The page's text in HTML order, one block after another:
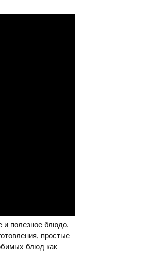
и полезное блюдо.
простые
блюд как